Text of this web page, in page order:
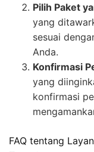
Pilih Paket
yang
sesuai
Anda.
Konfirmasi
yang
konfirmasi
FAQ tentang